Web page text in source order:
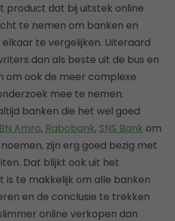
product dat bij uitstek online
te nemen om banken en
te vergelijken. Uiteraard
dan als beste uit de bus en
om ook de meer complexe
mee te nemen.
banken die het wel goed
Amro, Rabobank, SNS Bank om
zijn erg goed bezig met
Dat blijkt ook uit het
is te makkelijk om alle banken
en de conclusie te trekken
online verkopen dan